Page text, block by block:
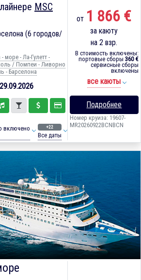
MSC
(6 городов/
море - Ла-Гулетт -
/ Помпеи - Ливорно
- Барселона
включено +22
Все даты
от 1 866 €
за каюту
на 2 взр.
В стоимость включены:
портовые сборы 360 €
сервисные сборы
включены
все каюты
Подробнее
Номер круиза: 19607-
MR20260922BCNBCN